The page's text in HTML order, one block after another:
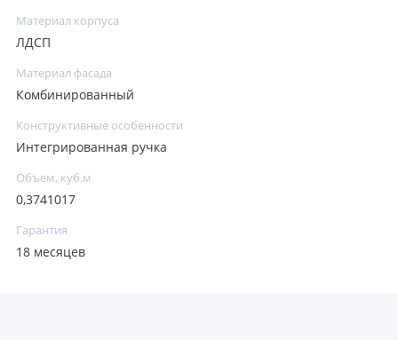
Материал корпуса
ЛДСП
Материал фасада
Комбинированный
Конструктивные особенности
Интегрированная ручка
Объем, куб.м
0,3741017
Гарантия
18 месяцев